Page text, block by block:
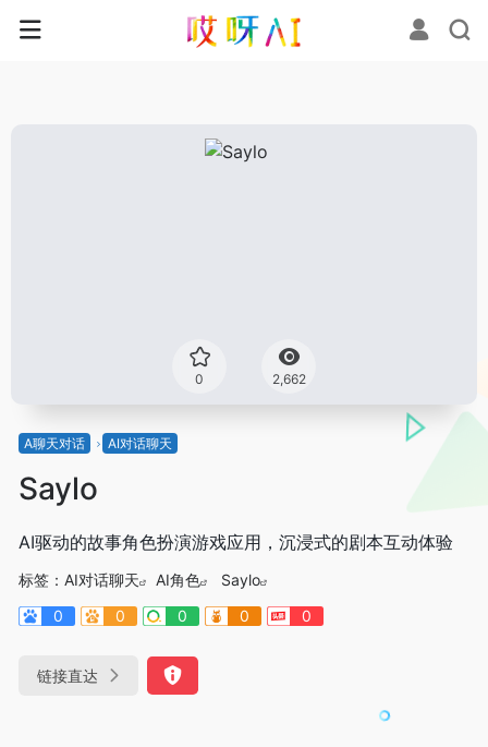
0 2,662
A聊天对话 AI对话聊天
Saylo
AI驱动的故事角色扮演游戏应用，沉浸式的剧本互动体验
标签： AI对话聊天 AI角色
Saylo
0
0 0 0 0
链接直达